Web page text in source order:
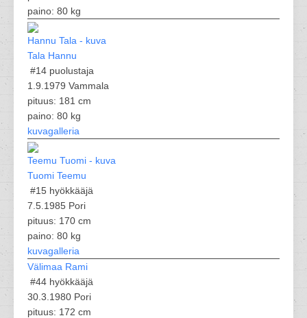
paino: 80 kg
Tala Hannu
#14 puolustaja
1.9.1979 Vammala
pituus: 181 cm
paino: 80 kg
kuvagalleria
Tuomi Teemu
#15 hyökkääjä
7.5.1985 Pori
pituus: 170 cm
paino: 80 kg
kuvagalleria
Välimaa Rami
#44 hyökkääjä
30.3.1980 Pori
pituus: 172 cm